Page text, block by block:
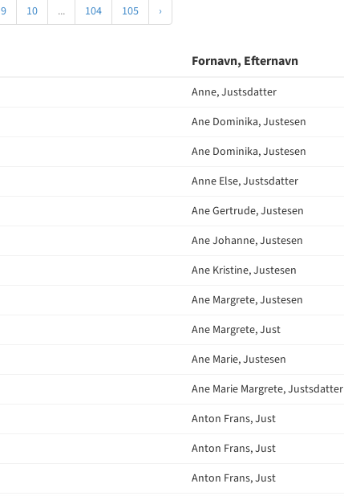
9 10 ... 104 105 ›
Fornavn, Efternavn
Anne, Justsdatter
Ane Dominika, Justesen
Ane Dominika, Justesen
Anne Else, Justsdatter
Ane Gertrude, Justesen
Ane Johanne, Justesen
Ane Kristine, Justesen
Ane Margrete, Justesen
Ane Margrete, Just
Ane Marie, Justesen
Ane Marie Margrete, Justsdatter
Anton Frans, Just
Anton Frans, Just
Anton Frans, Just